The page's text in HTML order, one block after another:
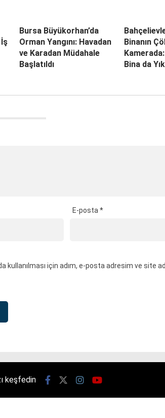
Bursa Büyükorhan’da
Orman Yangını: Havadan
ve Karadan Müdahale
Başlatıldı
Binanın
Bina da
E-posta *
kullanılması için adım, e-posta adresim ve site
keşfedin